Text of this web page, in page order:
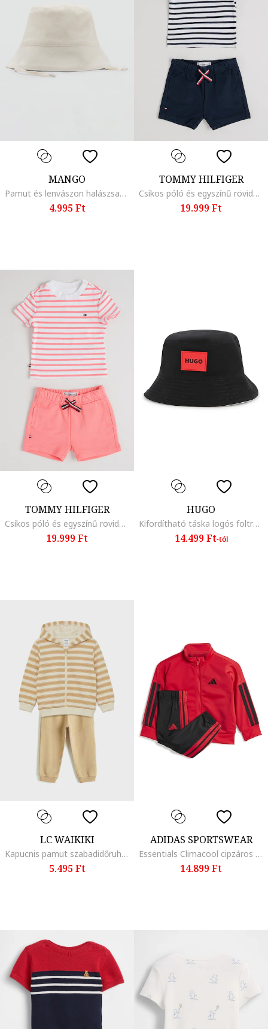
MANGO
Pamut és lenvászon halászsapka, Törtfehér
4.995 Ft
TOMMY HILFIGER
Csíkos póló és egyszínű rövidnadrág szett - 2 részes, Fehér/Sötétkék
19.999 Ft
TOMMY HILFIGER
Csíkos póló és egyszínű rövidnadrág szett - 2 részes, Fehér/Fukszia
19.999 Ft
HUGO
Kifordítható táska logós foltrátéttel, Fehér, Fekete,
14.499 Ft-tól
LC WAIKIKI
Kapucnis pamut szabadidőruha, Bézs/Tevebarna
5.495 Ft
ADIDAS SPORTSWEAR
Essentials Climacool cipzáros szabadidőruha, Piros/Fekete
14.899 Ft